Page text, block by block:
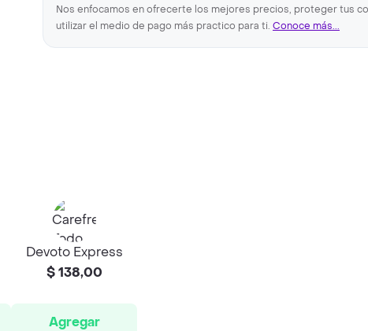
Nos enfocamos en ofrecerte los mejores precios, proteger tus
utilizar el medio de pago más practico para ti. Conoce más...
Devoto Express
$ 138,00
Agregar